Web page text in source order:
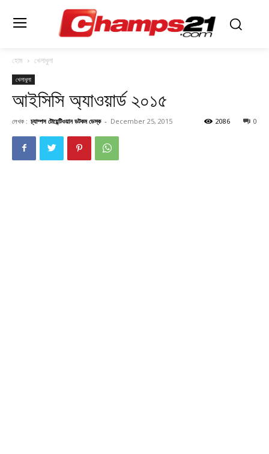
হোম খেলাধুলা
খেলাধুলা
আইসিসি অ্যাওয়ার্ড ২০১৫
লেখক : চ্যাম্পস টোয়েন্টিওয়ান ডটকম ডেস্ক - December 25, 2015 0
2086